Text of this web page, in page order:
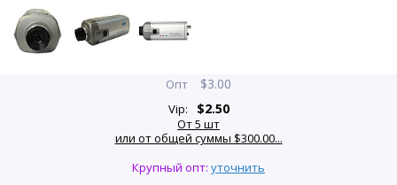
Опт $3.00
Vip: $2.50
От 5 шт
или от общей суммы $300.00...
Крупный опт: уточнить